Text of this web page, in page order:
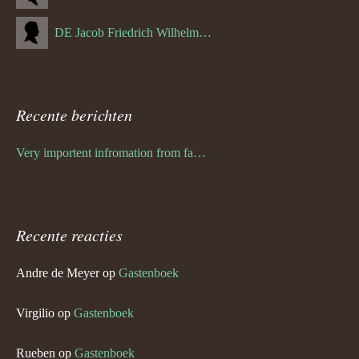
DE Jacob Friedrich Wilhelm Hurth
Recente berichten
Very importent infromation from family Schwulst
Recente reacties
Andre de Meyerop Gastenboek
Virgilio op Gastenboek
Rueben op Gastenboek